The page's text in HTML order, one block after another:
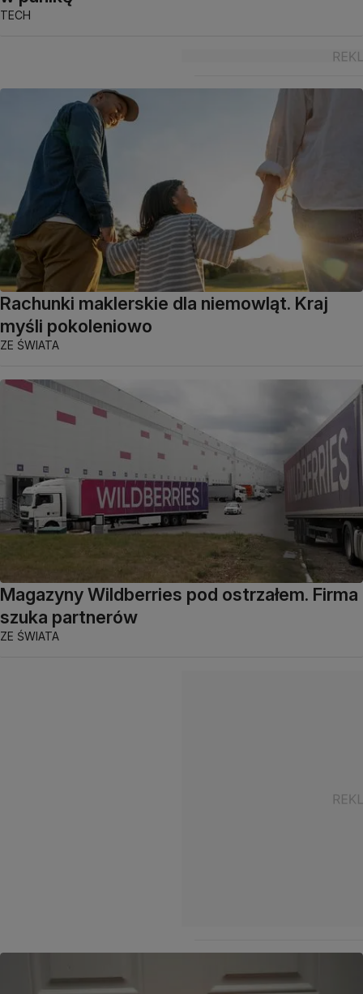
TECH
Rachunki maklerskie dla niemowląt. Kraj
myśli pokoleniowo
ZE ŚWIATA
Magazyny Wildberries pod ostrzałem. Firma
szuka partnerów
ZE ŚWIATA